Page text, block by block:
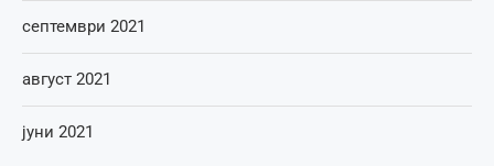
септември 2021
август 2021
јуни 2021